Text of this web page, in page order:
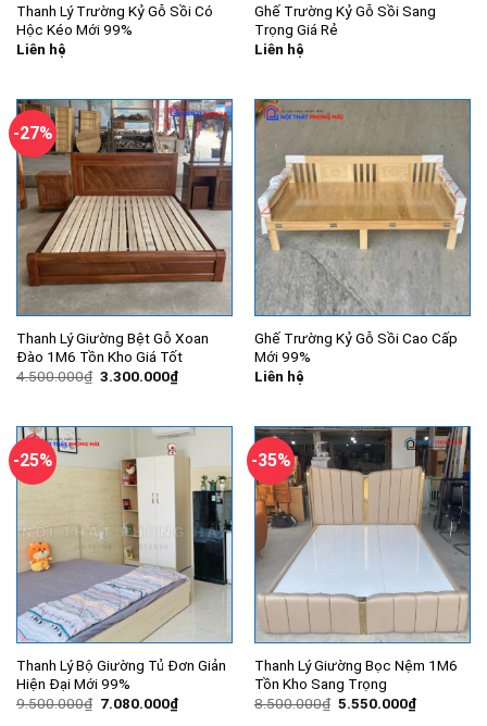
Thanh Lý Trường Kỷ Gỗ Sồi Có
Hộc Kéo Mới 99%
Liên hệ
Ghế Trường Kỷ Gỗ Sồi Sang
Trọng Giá Rẻ
Liên hệ
-27%
Thanh Lý Giường Bệt Gỗ Xoan
Đào 1M6 Tồn Kho Giá Tốt
4.500.000₫ Giá
3.300.000₫Giá
hiện
3.300.000₫.
Ghế Trường Kỷ Gỗ Sồi Cao Cấp
Mới 99%
Liên hệ
-25%
Thanh Lý Bộ Giường Tủ Đơn Giản
Hiện Đại Mới 99%
9.500.000₫ Giá
7.080.000₫Giá
hiện
-35%
Thanh Lý Giường Bọc Nệm 1M6
Tồn Kho Sang Trọng
8.500.000₫ Giá
5.550.000₫Giá
hiện